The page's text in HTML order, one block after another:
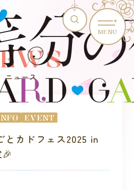
MENU
ニュース
EVENT
とカドフェス2025 in